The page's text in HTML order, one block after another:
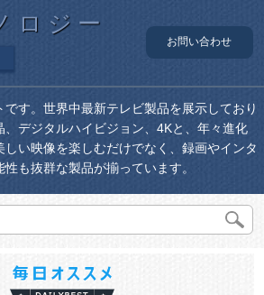
ロジー
お問い合わせ
す。世界中最新テレビ製品を展示しており
、デジタルハイビジョン、4Kと、年々進化
い映像を楽しむだけでなく、録画やインタ
も抜群な製品が揃っています。